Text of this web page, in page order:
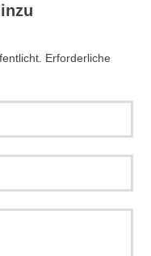
Erforderliche